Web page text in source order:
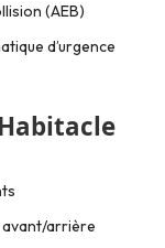
(AEB)
d’urgence
arrière